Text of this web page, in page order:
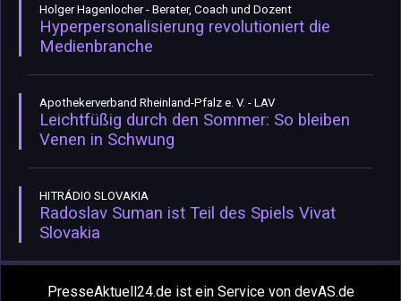
Holger Hagenlocher - Berater, Coach und Dozent
Hyperpersonalisierung revolutioniert die
Medienbranche
Apothekerverband Rheinland-Pfalz e. V. - LAV
Leichtfüßig durch den Sommer: So bleiben
Venen in Schwung
HITRÁDIO SLOVAKIA
Radoslav Suman ist Teil des Spiels Vivat
Slovakia
PresseAktuell24.de ist ein Service von devAS.de